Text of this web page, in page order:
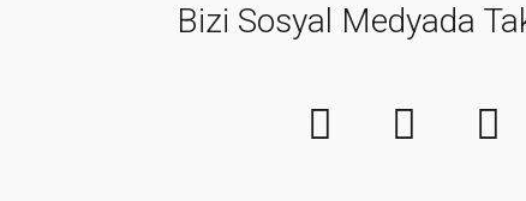
Bizi Sosyal Medyada